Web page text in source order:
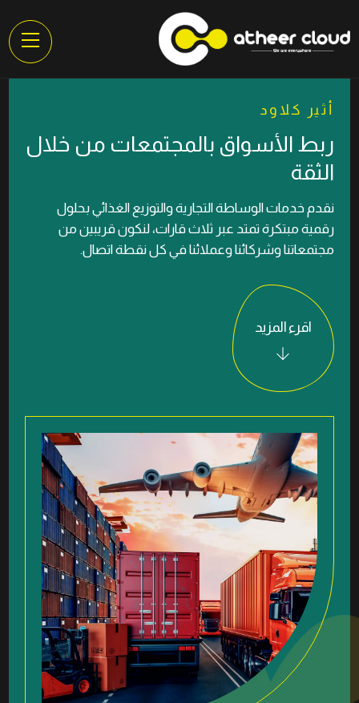
أثير كلاود
ربط الأسواق بالمجتمعات من خلال
الثقة
نقدم خدمات الوساطة التجارية والتوزيع الغذائي بحلول
رقمية مبتكرة تمتد عبر ثلاث قارات، لنكون قريبين من
مجتمعاتنا وشركائنا وعملائنا في كل نقطة اتصال.
اقرء المزيد